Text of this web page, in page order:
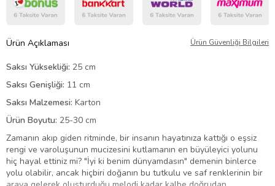
Ürün Açıklaması Ürün Güvenliği Bilgileri
Saksı Yüksekliği: 25 cm
Saksı Genişliği: 11 cm
Saksı Malzemesi: Karton
Ürün Boyutu: 25-30 cm
Zamanın akıp giden ritminde, bir insanın hayatınıza kattığı o eşsiz
rengi ve varoluşunun mucizesini kutlamanın en büyüleyici yolunu
hiç hayal ettiniz mi? "İyi ki benim dünyamdasın" demenin binlerce
yolu olabilir, ancak hiçbiri doğanın bu tutkulu ve saf renklerinin bir